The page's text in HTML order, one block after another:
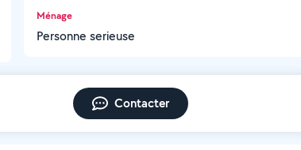
Ménage
Personne serieuse
Contacter